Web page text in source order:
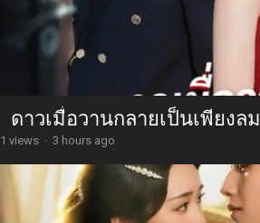
ดาวเมื่อวานกลายเป็นเพียงลม
1 views · 3 hours ago